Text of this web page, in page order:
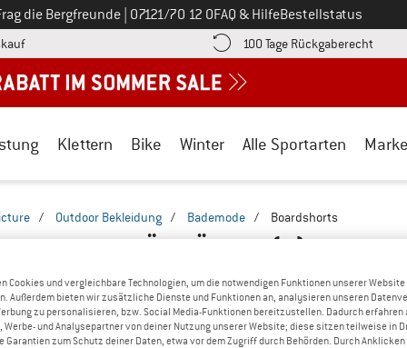
die Bergfreunde Ruf uns an unter
07121/70 12 0FAQ & HilfeBestellstatus
Finde die Zahlungs-Infos hier! Öffnet sich in einer Infobox
100 Tage Rückgaberecht
Klettern Bike Winter Alle Sportarten
/ Outdoor Bekleidung / Bademode / Boardshorts
FÜR MÄNNER(4)
Cookies und vergleichbare Technologien, um die notwendigen Funktionen unserer Website
Außerdem bieten wir zusätzliche Dienste und Funktionen an, analysieren unseren
zu personalisieren, bzw. Social Media-Funktionen bereitzustellen. Dadurch erfahren
Werbe- und Analysepartner von deiner Nutzung unserer Website; diese sitzen teilweise in
Garantien zum Schutz deiner Daten, etwa vor dem Zugriff durch Behörden. Durch Anklicken